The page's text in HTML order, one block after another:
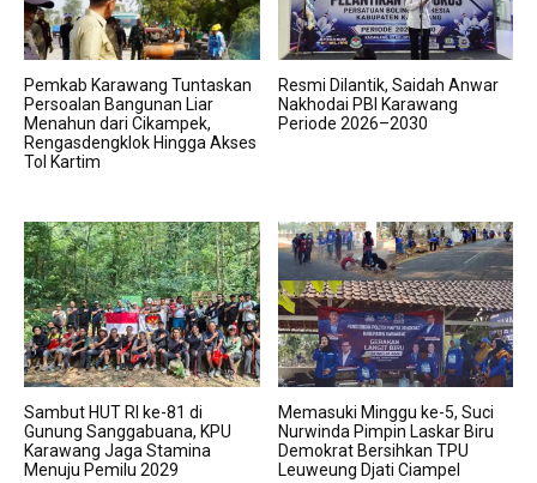
Pemkab Karawang Tuntaskan
Persoalan Bangunan Liar
Menahun dari Cikampek,
Rengasdengklok Hingga Akses
Tol Kartim
Resmi Dilantik, Saidah Anwar
Nakhodai PBI Karawang
Periode 2026–2030
Sambut HUT RI ke-81 di
Gunung Sanggabuana, KPU
Karawang Jaga Stamina
Menuju Pemilu 2029
Memasuki Minggu ke-5, Suci
Nurwinda Pimpin Laskar Biru
Demokrat Bersihkan TPU
Leuweung Djati Ciampel